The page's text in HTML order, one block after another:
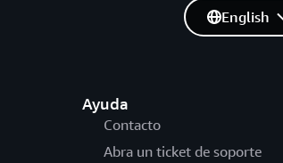
Ayuda
Contacto
Abra un ticket de soporte
English